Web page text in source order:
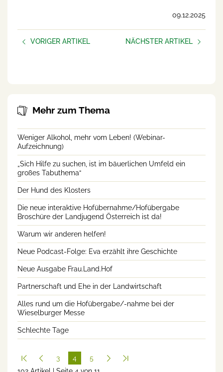
09.12.2025
VORIGER ARTIKEL
NÄCHSTER ARTIKEL
Mehr zum Thema
Weniger Alkohol, mehr vom Leben! (Webinar-
Aufzeichnung)
„Sich Hilfe zu suchen, ist im bäuerlichen Umfeld ein
großes Tabuthema“
Der Hund des Klosters
Die neue interaktive Hofübernahme/Hofübergabe
Broschüre der Landjugend Österreich ist da!
Warum wir anderen helfen!
Neue Podcast-Folge: Eva erzählt ihre Geschichte
Neue Ausgabe Frau.Land.Hof
Partnerschaft und Ehe in der Landwirtschaft
Alles rund um die Hofübergabe/-nahme bei der
Wieselburger Messe
Schlechte Tage
3
4
5